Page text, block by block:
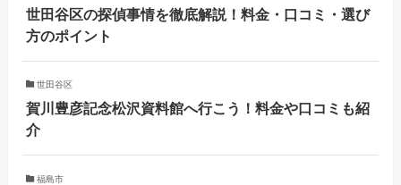
世田谷区の探偵事情を徹底解説！料金・口コミ・選び
方のポイント
世田谷区
賀川豊彦記念松沢資料館へ行こう！料金や口コミも紹
介
福島市